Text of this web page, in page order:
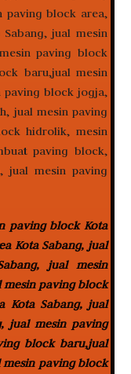
paving block Kota
Kota Sabang, jual
jual mesin
mesin paving block
Kota Sabang, jual
jual mesin paving
block baru,jual
paving block